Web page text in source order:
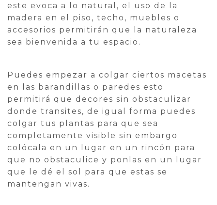
este evoca a lo natural, el uso de la
madera en el piso, techo, muebles o
accesorios permitirán que la naturaleza
sea bienvenida a tu espacio.
Puedes empezar a colgar ciertos macetas
en las barandillas o paredes esto
permitirá que decores sin obstaculizar
donde transites, de igual forma puedes
colgar tus plantas para que sea
completamente visible sin embargo
colócala en un lugar en un rincón para
que no obstaculice y ponlas en un lugar
que le dé el sol para que estas se
mantengan vivas.